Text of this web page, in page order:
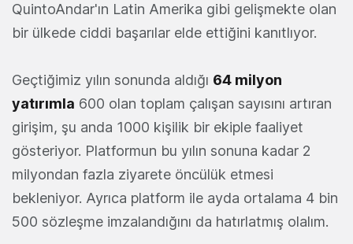
QuintoAndar'ın Latin Amerika gibi gelişmekte olan
bir ülkede ciddi başarılar elde ettiğini kanıtlıyor.
Geçtiğimiz yılın sonunda aldığı 64 milyon
yatırımla 600 olan toplam çalışan sayısını artıran
girişim, şu anda 1000 kişilik bir ekiple faaliyet
gösteriyor. Platformun bu yılın sonuna kadar 2
milyondan fazla ziyarete öncülük etmesi
bekleniyor. Ayrıca platform ile ayda ortalama 4 bin
500 sözleşme imzalandığını da hatırlatmış olalım.